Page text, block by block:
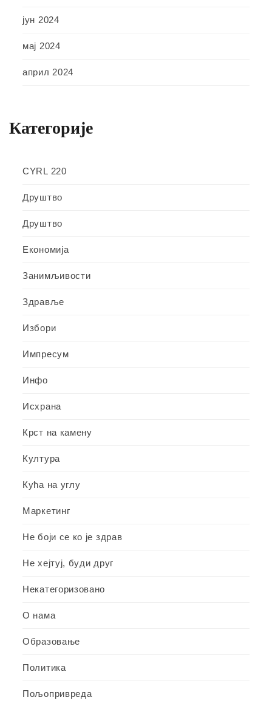
јун 2024
мај 2024
април 2024
Категорије
CYRL 220
Друштво
Друштво
Економија
Занимљивости
Здравље
Избори
Импресум
Инфо
Исхрана
Крст на камену
Култура
Кућа на углу
Маркетинг
Не боји се ко је здрав
Не хејтуј, буди друг
Некатегоризовано
О нама
Образовање
Политика
Пољопривреда